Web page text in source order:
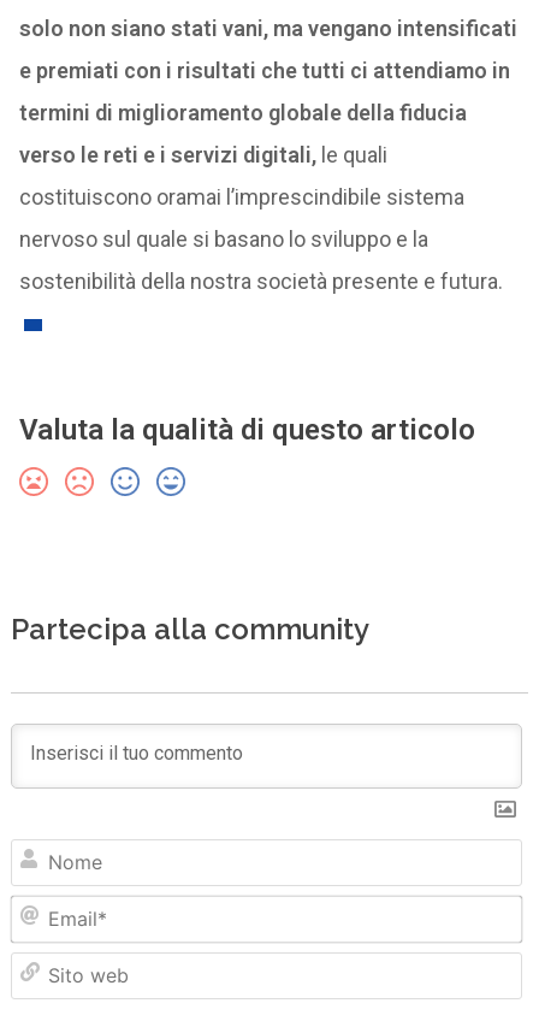
solo non siano stati vani, ma vengano intensificati
e premiati con i risultati che tutti ci attendiamo in
termini di miglioramento globale della fiducia
verso le reti e i servizi digitali,le quali
costituiscono oramai l’imprescindibile sistema
nervoso sul quale si basano lo sviluppo e la
sostenibilità della nostra società presente e futura.
Valuta la qualità di questo articolo
Partecipa alla community